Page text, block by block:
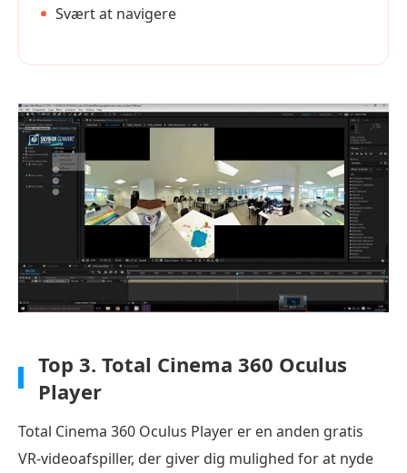
Svært at navigere
Top 3. Total Cinema 360 Oculus
Player
Total Cinema 360 Oculus Player er en anden gratis
VR-videoafspiller, der giver dig mulighed for at nyde